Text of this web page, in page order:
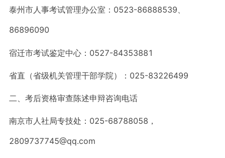
泰州市人事考试管理办公室：0523-86888539、
86896090
宿迁市考试鉴定中心：0527-84353881
省直（省级机关管理干部学院）：025-83226499
二、考后资格审查陈述申辩咨询电话
南京市人社局专技处：025-68788058，
2809737745@qq.com